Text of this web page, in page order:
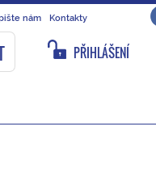
nám Kontakty
PŘIHLÁŠENÍ